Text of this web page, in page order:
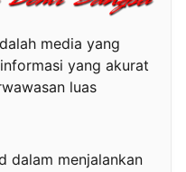
media yang
yang akurat
luas
dalam menjalankan